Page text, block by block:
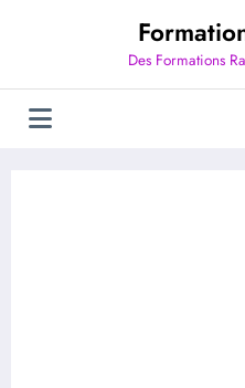
Des Formations